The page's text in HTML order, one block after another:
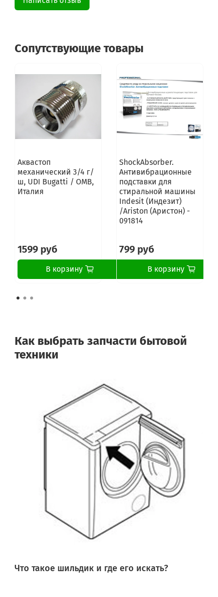
Сопутствующие товары
Аквастоп
механический 3/4 г/
ш, UDI Bugatti / OMB,
Италия
1599 руб
В корзину
ShockAbsorber.
Антивибрационные
подставки для
стиральной машины
Indesit (Индезит)
/Ariston (Аристон) -
091814
799 руб
В корзину
Как выбрать запчасти бытовой
техники
Что такое шильдик и где его искать?